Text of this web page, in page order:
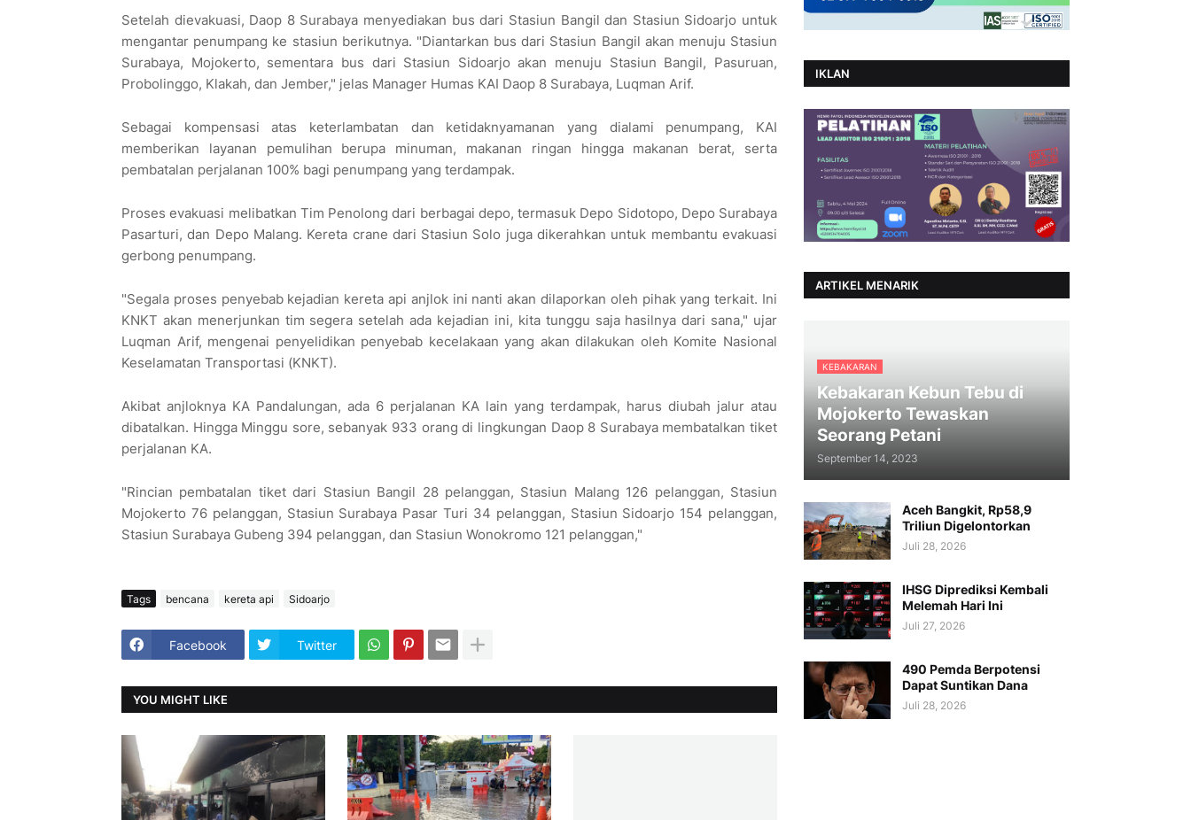
Setelah dievakuasi, Daop 8 Surabaya menyediakan bus dari Stasiun Bangil dan Stasiun Sidoarjo untuk
mengantar penumpang ke stasiun berikutnya. "Diantarkan bus dari Stasiun Bangil akan menuju Stasiun
Surabaya, Mojokerto, sementara bus dari Stasiun Sidoarjo akan menuju Stasiun Bangil, Pasuruan,
Probolinggo, Klakah, dan Jember," jelas Manager Humas KAI Daop 8 Surabaya, Luqman Arif.
Sebagai kompensasi atas keterlambatan dan ketidaknyamanan yang dialami penumpang, KAI
memberikan layanan pemulihan berupa minuman, makanan ringan hingga makanan berat, serta
pembatalan perjalanan 100% bagi penumpang yang terdampak.
Proses evakuasi melibatkan Tim Penolong dari berbagai depo, termasuk Depo Sidotopo, Depo Surabaya
Pasarturi, dan Depo Malang. Kereta crane dari Stasiun Solo juga dikerahkan untuk membantu evakuasi
gerbong penumpang.
"Segala proses penyebab kejadian kereta api anjlok ini nanti akan dilaporkan oleh pihak yang terkait. Ini
KNKT akan menerjunkan tim segera setelah ada kejadian ini, kita tunggu saja hasilnya dari sana," ujar
Luqman Arif, mengenai penyelidikan penyebab kecelakaan yang akan dilakukan oleh Komite Nasional
Keselamatan Transportasi (KNKT).
Akibat anjloknya KA Pandalungan, ada 6 perjalanan KA lain yang terdampak, harus diubah jalur atau
dibatalkan. Hingga Minggu sore, sebanyak 933 orang di lingkungan Daop 8 Surabaya membatalkan tiket
perjalanan KA.
"Rincian pembatalan tiket dari Stasiun Bangil 28 pelanggan, Stasiun Malang 126 pelanggan, Stasiun
Mojokerto 76 pelanggan, Stasiun Surabaya Pasar Turi 34 pelanggan, Stasiun Sidoarjo 154 pelanggan,
Stasiun Surabaya Gubeng 394 pelanggan, dan Stasiun Wonokromo 121 pelanggan,"
Tags bencana kereta api Sidoarjo
Facebook Twitter
YOU MIGHT LIKE
IKLAN
ARTIKEL MENARIK
KEBAKARAN
Kebakaran Kebun Tebu di
Mojokerto Tewaskan
Seorang Petani
September 14, 2023
Aceh Bangkit, Rp58,9
Triliun Digelontorkan
Juli 28, 2026
IHSG Diprediksi Kembali
Melemah Hari Ini
Juli 27, 2026
490 Pemda Berpotensi
Dapat Suntikan Dana
Juli 28, 2026